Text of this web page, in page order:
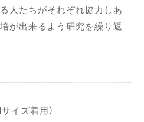
人たちがそれぞれ協力しあ
が出来るよう研究を繰り返
イズ着用）